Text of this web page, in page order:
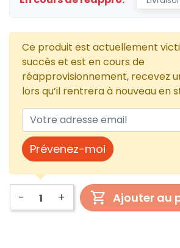
Ce produit est actuellement
succès et est en cours de
réapprovisionnement, recevez
lors qu’il rentrera à nouveau en
Prévenez-moi
- + Ajouter au